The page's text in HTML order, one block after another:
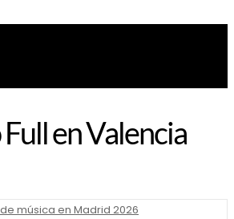
música en Madrid 2026
en Valencia